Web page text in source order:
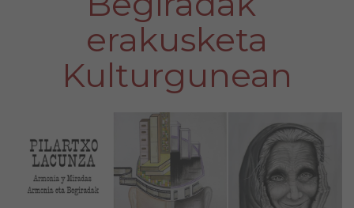
erakusketa
Kulturgunean